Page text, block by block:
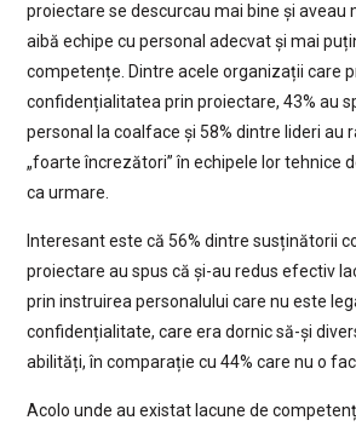
proiectare se descurcau mai bine și aveau
aibă echipe cu personal adecvat și mai
competențe. Dintre acele organizații care
confidențialitatea prin proiectare, 43% au
personal la coalface și 58% dintre lideri au
„foarte încrezători” în echipele lor tehnice
ca urmare.
Interesant este că 56% dintre susținătorii
proiectare au spus că și-au redus efectiv
prin instruirea personalului care nu este
confidențialitate, care era dornic să-și
abilități, în comparație cu 44% care nu o
Acolo unde au existat lacune de